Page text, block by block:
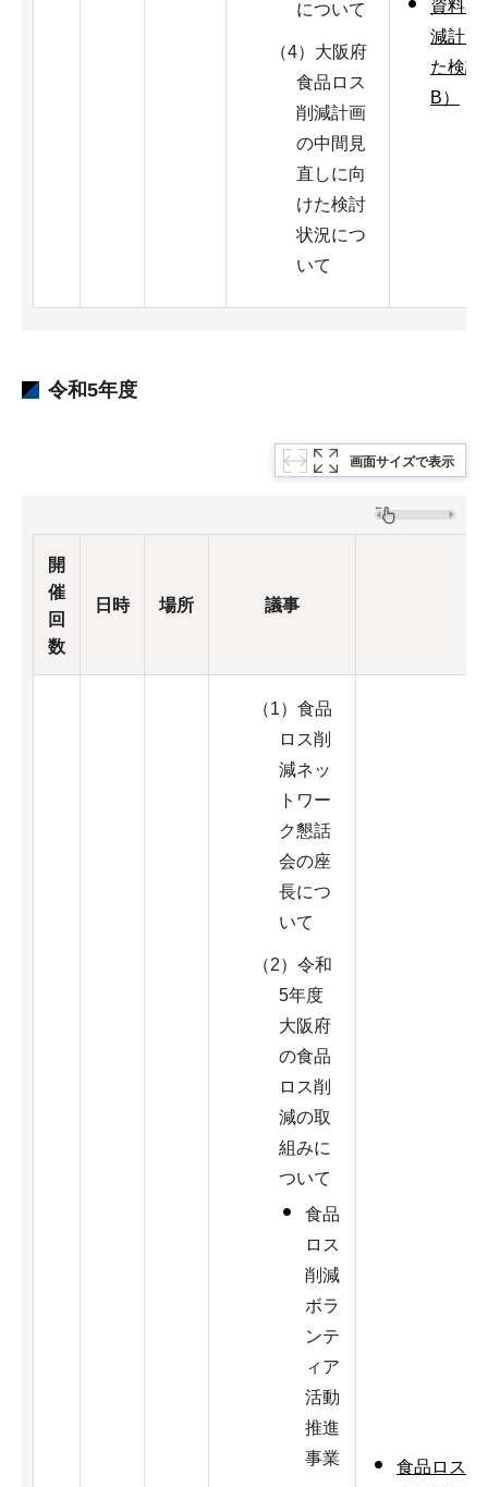
について
（4）大阪府
食品ロス
削減計画
の中間見
直しに向
けた検討
状況につ
いて
資料3
減計画
た検討
B）
令和5年度
画面サイズで表示
開
催
回
数
日時 場所 議事
（1）食品
ロス削
減ネッ
トワー
ク懇話
会の座
長につ
いて
（2）令和
5年度
大阪府
の食品
ロス削
減の取
組みに
ついて
食品
ロス
削減
ボラ
ンテ
ィア
活動
推進
事業
食品ロス